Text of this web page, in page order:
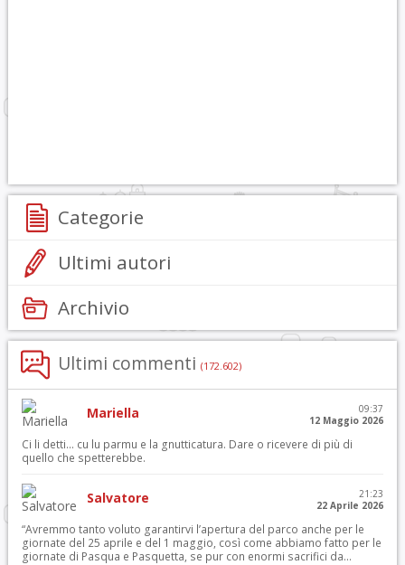
Categorie
Ultimi autori
Archivio
Ultimi commenti (172.602)
Mariella
09:37
12 Maggio 2026
Ci li detti… cu lu parmu e la gnutticatura. Dare o ricevere di più di
quello che spetterebbe.
Salvatore
21:23
22 Aprile 2026
“Avremmo tanto voluto garantirvi l’apertura del parco anche per le
giornate del 25 aprile e del 1 maggio, così come abbiamo fatto per le
giornate di Pasqua e Pasquetta, se pur con enormi sacrifici da...